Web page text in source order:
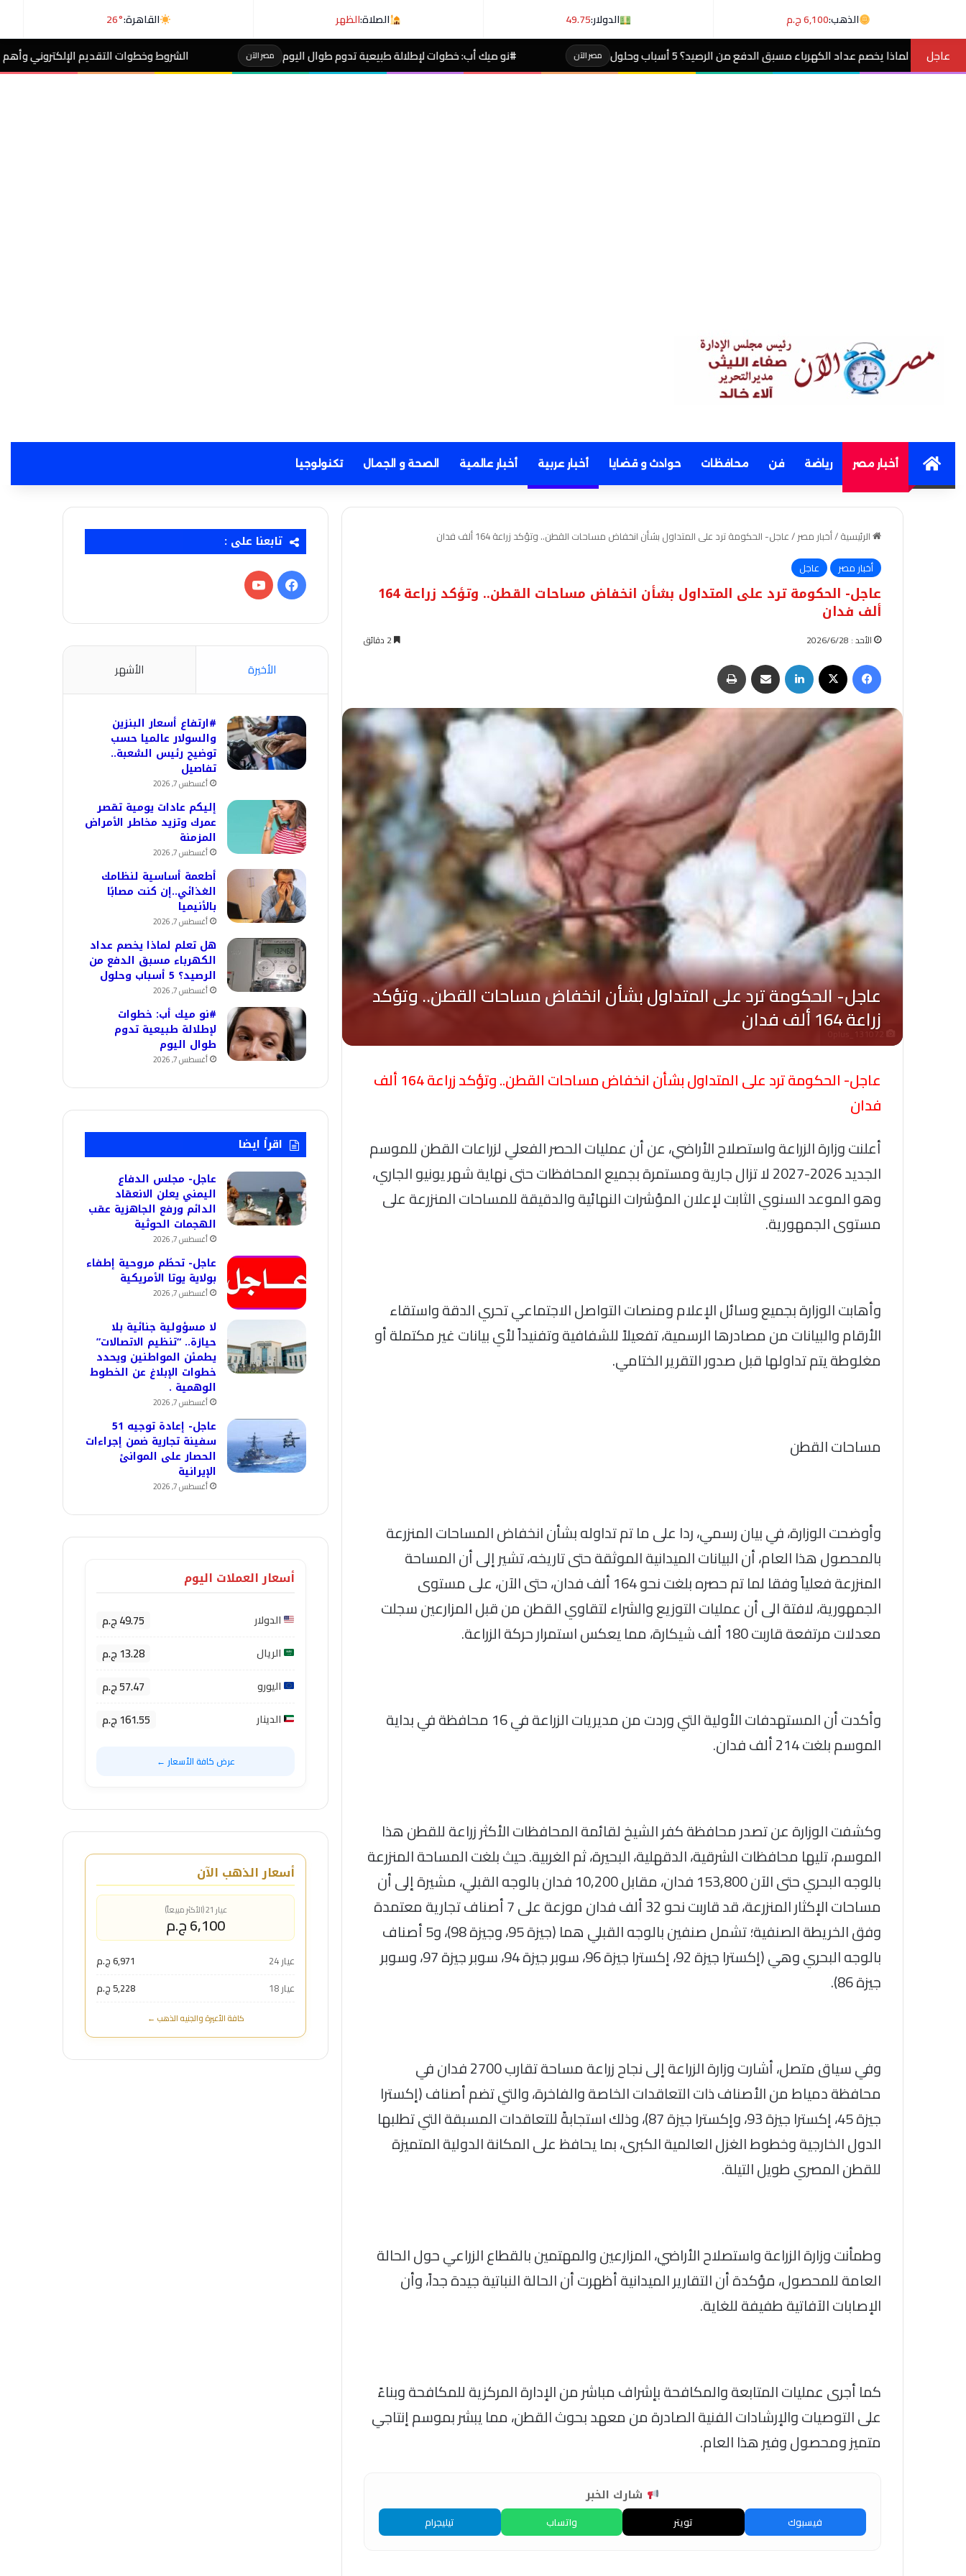
الذهب:6,100 ج.م الدولار:49.75 الصلاة:الظهر القاهرة:26°
عاجل
الكهرباء مسبق الدفع من الرصيد؟ 5 أسباب وحلول مصر الآن #نو ميك أب: خطوات لإطلالة طبيعية تدوم طوال اليوم مصر الآن الشروط وخطوات التقديم الإلكتروني وأهم الضوابط..إضافة المواليد
Homeأخبار مصر رياضة فن محافظات حوادث و قضايا أخبار عربية أخبار عالمية الصحة و الجمال تكنولوجيا
الرئيسية/أخبار مصر/عاجل- الحكومة ترد على المتداول بشأن انخفاض مساحات القطن.. وتؤكد زراعة 164 ألف فدان
أخبار مصر
عاجل
عاجل- الحكومة ترد على المتداول بشأن انخفاض مساحات القطن.. وتؤكد زراعة 164
ألف فدان
الأحد : 2026/6/28
فيسبوك لينكدإن مشاركة عبر البريد
عاجل- الحكومة ترد على المتداول بشأن انخفاض مساحات القطن.. وتؤكد زراعة 164 ألف
فدان
أعلنت وزارة الزراعة واستصلاح الأراضي، عن أن عمليات الحصر الفعلي لزراعات القطن للموسم
الجديد 2026-2027 لا تزال جارية ومستمرة بجميع المحافظات حتى نهاية شهر يونيو الجاري،
وهو الموعد السنوي الثابت لإعلان المؤشرات النهائية والدقيقة للمساحات المنزرعة على
مستوى الجمهورية.
وأهابت الوزارة بجميع وسائل الإعلام ومنصات التواصل الاجتماعي تحري الدقة واستقاء
الأرقام والبيانات من مصادرها الرسمية، تفعيلاً للشفافية وتفنيداً لأي بيانات غير مكتملة أو
مغلوطة يتم تداولها قبل صدور التقرير الختامي.
مساحات القطن
وأوضحت الوزارة، في بيان رسمي، ردا على ما تم تداوله بشأن انخفاض المساحات المنزرعة
بالمحصول هذا العام، أن البيانات الميدانية الموثقة حتى تاريخه، تشير إلى أن المساحة
المنزرعة فعلياً وفقا لما تم حصره بلغت نحو 164 ألف فدان، حتى الآن، على مستوى
الجمهورية، لافتة الى أن عمليات التوزيع والشراء لتقاوي القطن من قبل المزارعين سجلت
معدلات مرتفعة قاربت 180 ألف شيكارة، مما يعكس استمرار حركة الزراعة.
وأكدت أن المستهدفات الأولية التي وردت من مديريات الزراعة في 16 محافظة في بداية
الموسم بلغت 214 ألف فدان.
وكشفت الوزارة عن تصدر محافظة كفر الشيخ لقائمة المحافظات الأكثر زراعة للقطن هذا
الموسم، تليها محافظات الشرقية، الدقهلية، البحيرة، ثم الغربية. حيث بلغت المساحة المنزرعة
بالوجه البحري حتى الآن 153,800 فدان، مقابل 10,200 فدان بالوجه القبلي، مشيرة إلى أن
مساحات الإكثار المنزرعة، قد قاربت نحو 32 ألف فدان موزعة على 7 أصناف تجارية معتمدة
وفق الخريطة الصنفية؛ تشمل صنفين بالوجه القبلي هما (جيزة 95، وجيزة 98)، و5 أصناف
بالوجه البحري وهي (إكسترا جيزة 92، إكسترا جيزة 96، سوبر جيزة 94، سوبر جيزة 97، وسوبر
جيزة 86).
وفي سياق متصل، أشارت وزارة الزراعة إلى نجاح زراعة مساحة تقارب 2700 فدان في
محافظة دمياط من الأصناف ذات التعاقدات الخاصة والفاخرة، والتي تضم أصناف (إكسترا
جيزة 45، إكسترا جيزة 93، وإكسترا جيزة 87)، وذلك استجابةً للتعاقدات المسبقة التي تطلبها
الدول الخارجية وخطوط الغزل العالمية الكبرى، بما يحافظ على المكانة الدولية المتميزة
للقطن المصري طويل التيلة.
وطمأنت وزارة الزراعة واستصلاح الأراضي، المزارعين والمهتمين بالقطاع الزراعي حول الحالة
العامة للمحصول، مؤكدة أن التقارير الميدانية أظهرت أن الحالة النباتية جيدة جداً، وأن
الإصابات الآفاتية طفيفة للغاية.
كما أجرى عمليات المتابعة والمكافحة بإشراف مباشر من الإدارة المركزية للمكافحة وبناءً
على التوصيات والإرشادات الفنية الصادرة من معهد بحوث القطن، مما يبشر بموسم إنتاجي
متميز ومحصول وفير هذا العام.
شارك الخبر
فيسبوك تويتر واتساب تيليجرام
تابعنا على :
فيسبوك‫YouTube
الأخيرة الأشهر
#ارتفاع أسعار البنزين
والسولار عالميا حسب
توضيح رئيس الشعبة..
تفاصيل
أغسطس 7, 2026
إليكم عادات يومية تقصر
عمرك وتزيد مخاطر الأمراض
المزمنة
أغسطس 7, 2026
أطعمة أساسية لنظامك
الغذائي..إن كنت مصابًا
بالأنيميا
أغسطس 7, 2026
هل تعلم لماذا يخصم عداد
الكهرباء مسبق الدفع من
الرصيد؟ 5 أسباب وحلول
أغسطس 7, 2026
#نو ميك أب: خطوات
لإطلالة طبيعية تدوم
طوال اليوم
أغسطس 7, 2026
اقرأ ايضا
عاجل- مجلس الدفاع
اليمني يعلن الانعقاد
الدائم ورفع الجاهزية عقب
الهجمات الحوثية
أغسطس 7, 2026
عاجل- تحطُم مروحية إطفاء
بولاية يوتا الأمريكية
أغسطس 7, 2026
لا مسؤولية جنائية بلا
حيازة.. “تنظيم الاتصالات”
يطمئن المواطنين ويحدد
خطوات الإبلاغ عن الخطوط
الوهمية .
أغسطس 7, 2026
عاجل- إعادة توجيه 51
سفينة تجارية ضمن إجراءات
الحصار على الموانئ
الإيرانية
أغسطس 7, 2026
أسعار العملات اليوم
الدولار 49.75 ج.م
الريال 13.28 ج.م
اليورو 57.47 ج.م
الدينار 161.55 ج.م
عرض كافة الأسعار ←
أسعار الذهب الآن
عيار 21 (الأكثر مبيعاً)
6,100 ج.م
عيار 24
6,971 ج.م
عيار 18
5,228 ج.م
كافة الأعيرة والجنيه الذهب ←